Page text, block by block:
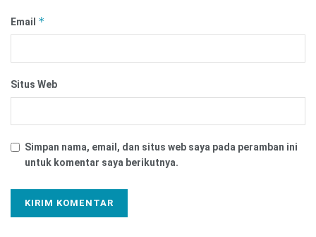
Email *
Situs Web
Simpan nama, email, dan situs web saya pada peramban ini
untuk komentar saya berikutnya.